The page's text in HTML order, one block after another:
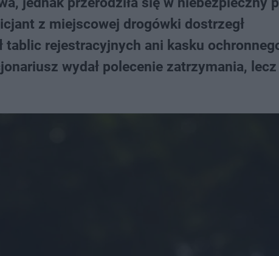
z miejscowej drogówki dostrzegł
rejestracyjnych ani kasku
wydał polecenie zatrzymania, lecz